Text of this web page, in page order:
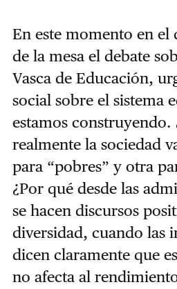
En este momento en el
de la mesa el debate
Vasca de Educación,
social sobre el sistema
estamos construyendo.
realmente la sociedad
para “pobres” y otra
¿Por qué desde las
se hacen discursos
diversidad, cuando las
dicen claramente que
no afecta al